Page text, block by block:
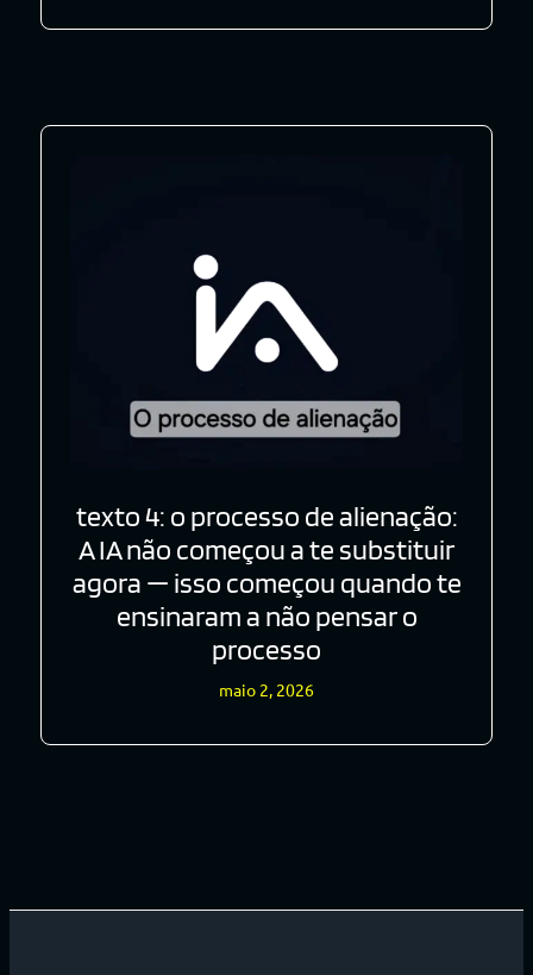
texto 4: o processo de alienação:
A IA não começou a te substituir
agora — isso começou quando te
ensinaram a não pensar o
processo
maio 2, 2026